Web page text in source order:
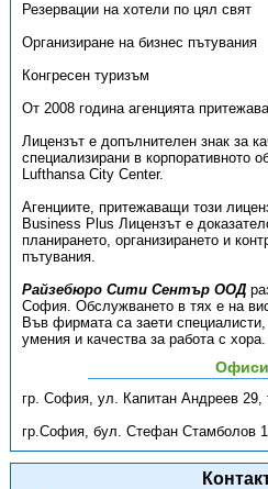
Резервации на хотели по цял свят
Организиране на бизнес пътувания
Конгресен туризъм
От 2008 година агенцията
Лицензът е допълнителен знак за
специализирани в корпоративното
Lufthansa City Center.
Агенциите, притежаващи този
Business Plus Лицензът е
планирането, организирането и
пътувания.
Райзебюро Сити Сентър ООД
София. Обслужването в тях е на
Във фирмата са заети
умения и качества за работа с хора.
Офиси
гр. София, ул. Капитан Андреев 29,
гр.София, бул. Стефан Стамболов